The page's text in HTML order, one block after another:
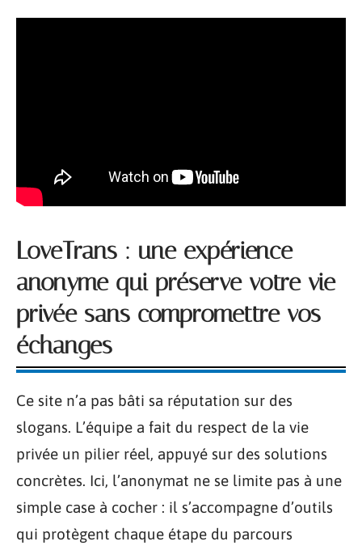
LoveTrans : une expérience
anonyme qui préserve votre vie
privée sans compromettre vos
échanges
Ce site n’a pas bâti sa réputation sur des
slogans. L’équipe a fait du respect de la vie
privée un pilier réel, appuyé sur des solutions
concrètes. Ici, l’anonymat ne se limite pas à une
simple case à cocher : il s’accompagne d’outils
qui protègent chaque étape du parcours